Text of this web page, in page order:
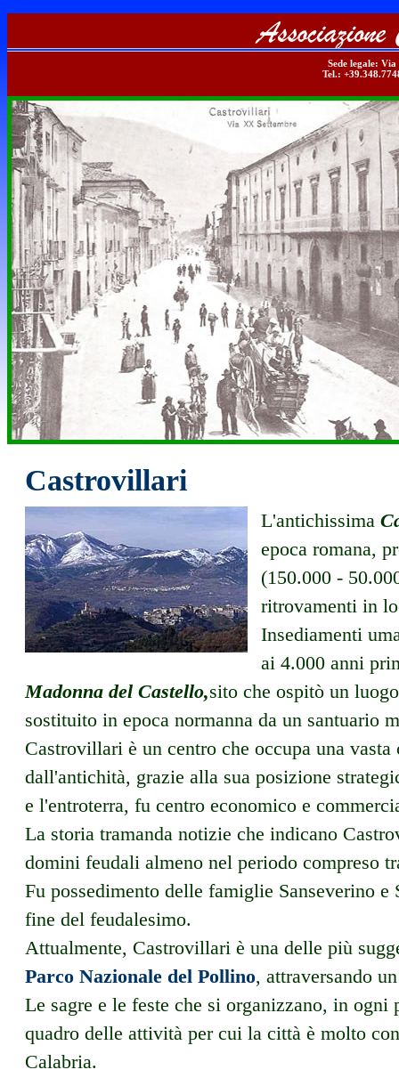
Sede legale:
Tel.:
Castrovillari
L'antichissima
epoca romana,
(150.000 -
ritrovamenti in
Insediamenti
ai 4.000 anni
Madonna del Castello,sito che ospitò un
sostituito in epoca normanna da un santuario
Castrovillari è un centro che occupa una
dall'antichità, grazie alla sua posizione
e l'entroterra, fu centro economico e
La storia tramanda notizie che indicano
domini feudali almeno nel periodo compreso
Fu possedimento delle famiglie Sanseverino
fine del feudalesimo.
Attualmente, Castrovillari è una delle più
Parco Nazionale del Pollino, attraversando
Le sagre e le feste che si organizzano, in
quadro delle attività per cui la città è molto
Calabria.